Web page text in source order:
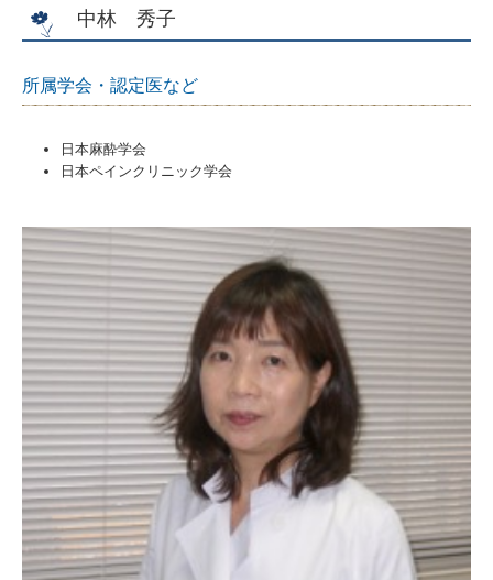
中林 秀子
所属学会・認定医など
日本麻酔学会
日本ペインクリニック学会